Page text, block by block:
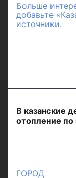
Больше
добавьте
источники.
В казанские
отопление по
ГОРОД